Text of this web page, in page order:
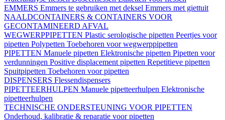
EMMERS Emmers te gebruiken met deksel Emmers met giettuit
NAALDCONTAINERS & CONTAINERS VOOR
GECONTAMINEERD AFVAL
WEGWERPPIPETTEN Plastic serologische pipetten Peertjes voor
pipetten Polypetten Toebehoren voor wegwerppipetten
PIPETTEN Manuele pipetten Elektronische pipetten Pipetten voor
verdunningen Positive displacement pipetten Repetitieve pipetten
Spuitpipetten Toebehoren voor pipetten
DISPENSERS Flessendispensers
PIPETTEERHULPEN Manuele pipetteerhulpen Elektronische
pipetteerhulpen
TECHNISCHE ONDERSTEUNING VOOR PIPETTEN
Onderhoud, kalibratie & reparatie voor pipetten